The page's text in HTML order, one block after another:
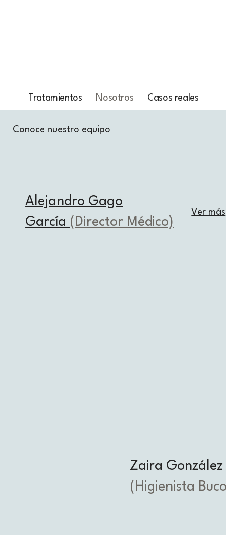
Tratamientos Nosotros Casos reales
Ver más
Alejandro Gago
García (Director Médico)
Zaira
(Higienista
Conoce nuestro equipo